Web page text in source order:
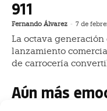
911
Fernando Álvarez - 7 de
La octava generación
lanzamiento
de carrocería
Aún más